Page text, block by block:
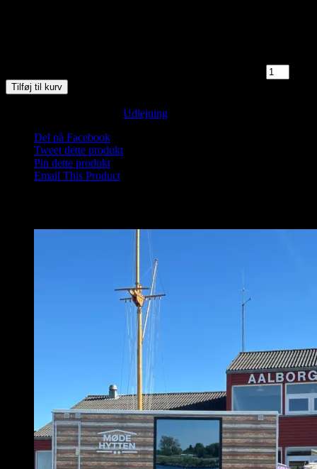
Tilføj til kurv
Udlejning
Del på Facebook
Tweet dette produkt
Pin dette produkt
Email This Product